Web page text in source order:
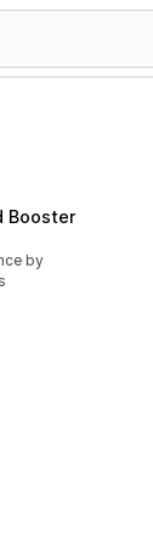
Booster
by